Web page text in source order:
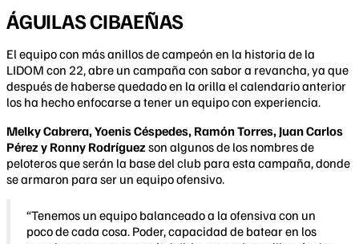
ÁGUILAS CIBAEÑAS
El equipo con más anillos de campeón en la historia de la
LIDOM con 22, abre un campaña con sabor a revancha, ya que
después de haberse quedado en la orilla el calendario anterior
los ha hecho enfocarse a tener un equipo con experiencia.
Melky Cabrera, Yoenis Céspedes, Ramón Torres, Juan Carlos
Pérez y Ronny Rodríguezson algunos de los nombres de
peloteros que serán la base del club para esta campaña, donde
se armaron para ser un equipo ofensivo.
“Tenemos un equipo balanceado a la ofensiva con un
poco de cada cosa. Poder, capacidad de batear en los